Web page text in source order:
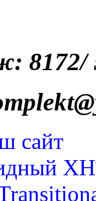
8172/